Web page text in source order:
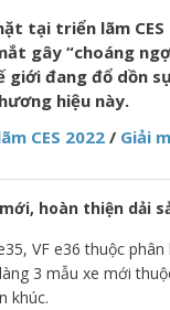
tại triển lãm
gây “choáng
đang đổ dồn
hiệu này.
CES 2022 / Giải
hoàn thiện dải
VF e36 thuộc
3 mẫu xe mới
khúc.